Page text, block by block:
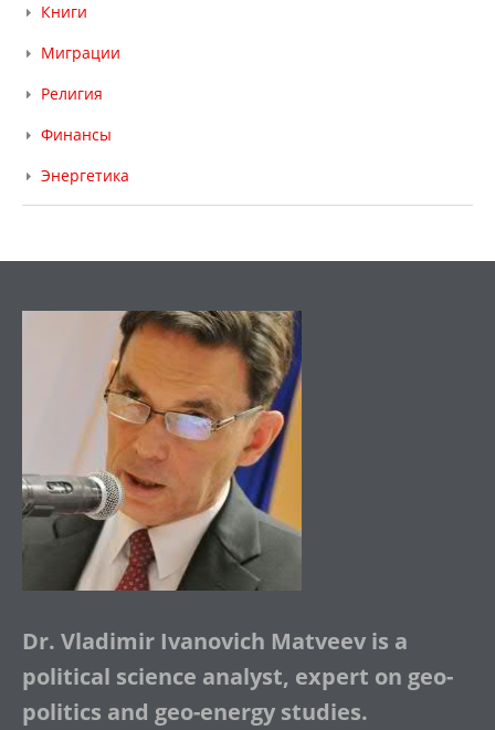
Книги
Миграции
Религия
Финансы
Энергетика
Dr. Vladimir Ivanovich Matveev is a
political science analyst, expert on geo-
politics and geo-energy studies.